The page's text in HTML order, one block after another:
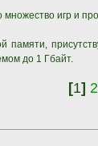
игр и
памяти,
до 1 Гбайт.
[1] 2